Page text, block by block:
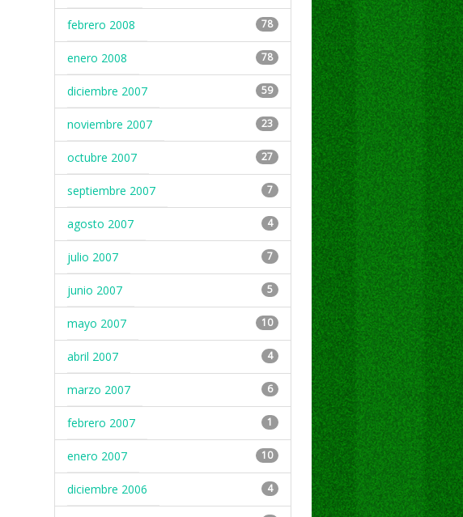
febrero 2008 78
enero 2008 78
diciembre 2007 59
noviembre 2007 23
octubre 2007 27
septiembre 2007 7
agosto 2007 4
julio 2007 7
junio 2007 5
mayo 2007 10
abril 2007 4
marzo 2007 6
febrero 2007 1
enero 2007 10
diciembre 2006 4